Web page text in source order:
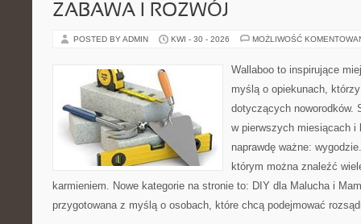
ZABAWA I ROZWÓJ
POSTED BY ADMIN KWI - 30 - 2026 MOŻLIWOŚĆ
Wallaboo to inspirujące
myślą o opiekunach,
dotyczących noworodków.
w pierwszych miesiącach
naprawdę ważne:
którym można znaleźć
karmieniem. Nowe kategorie na stronie to: DIY dla Malucha i
przygotowana z myślą o osobach, które chcą podejmować